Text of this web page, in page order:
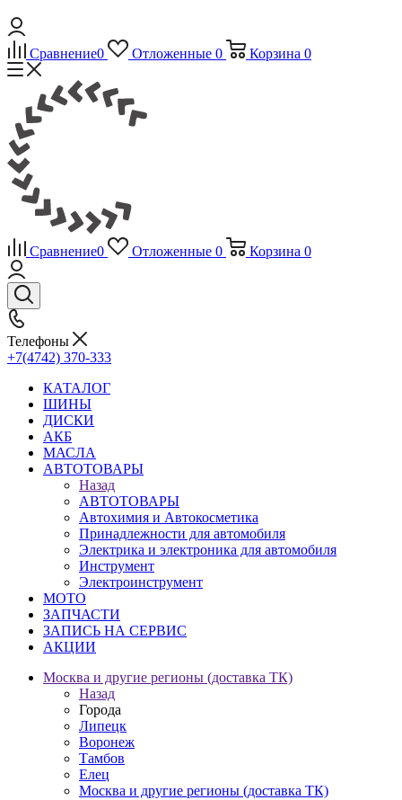
Сравнение0 Отложенные 0 Корзина 0
Сравнение0 Отложенные 0 Корзина 0
Телефоны
+7(4742) 370-333
КАТАЛОГ
ШИНЫ
ДИСКИ
АКБ
МАСЛА
АВТОТОВАРЫ
Назад
АВТОТОВАРЫ
Автохимия и Автокосметика
Принадлежности для автомобиля
Электрика и электроника для автомобиля
Инструмент
Электроинструмент
МОТО
ЗАПЧАСТИ
ЗАПИСЬ НА СЕРВИС
АКЦИИ
Москва и другие регионы (доставка ТК)
Назад
Города
Липецк
Воронеж
Тамбов
Елец
Москва и другие регионы (доставка ТК)